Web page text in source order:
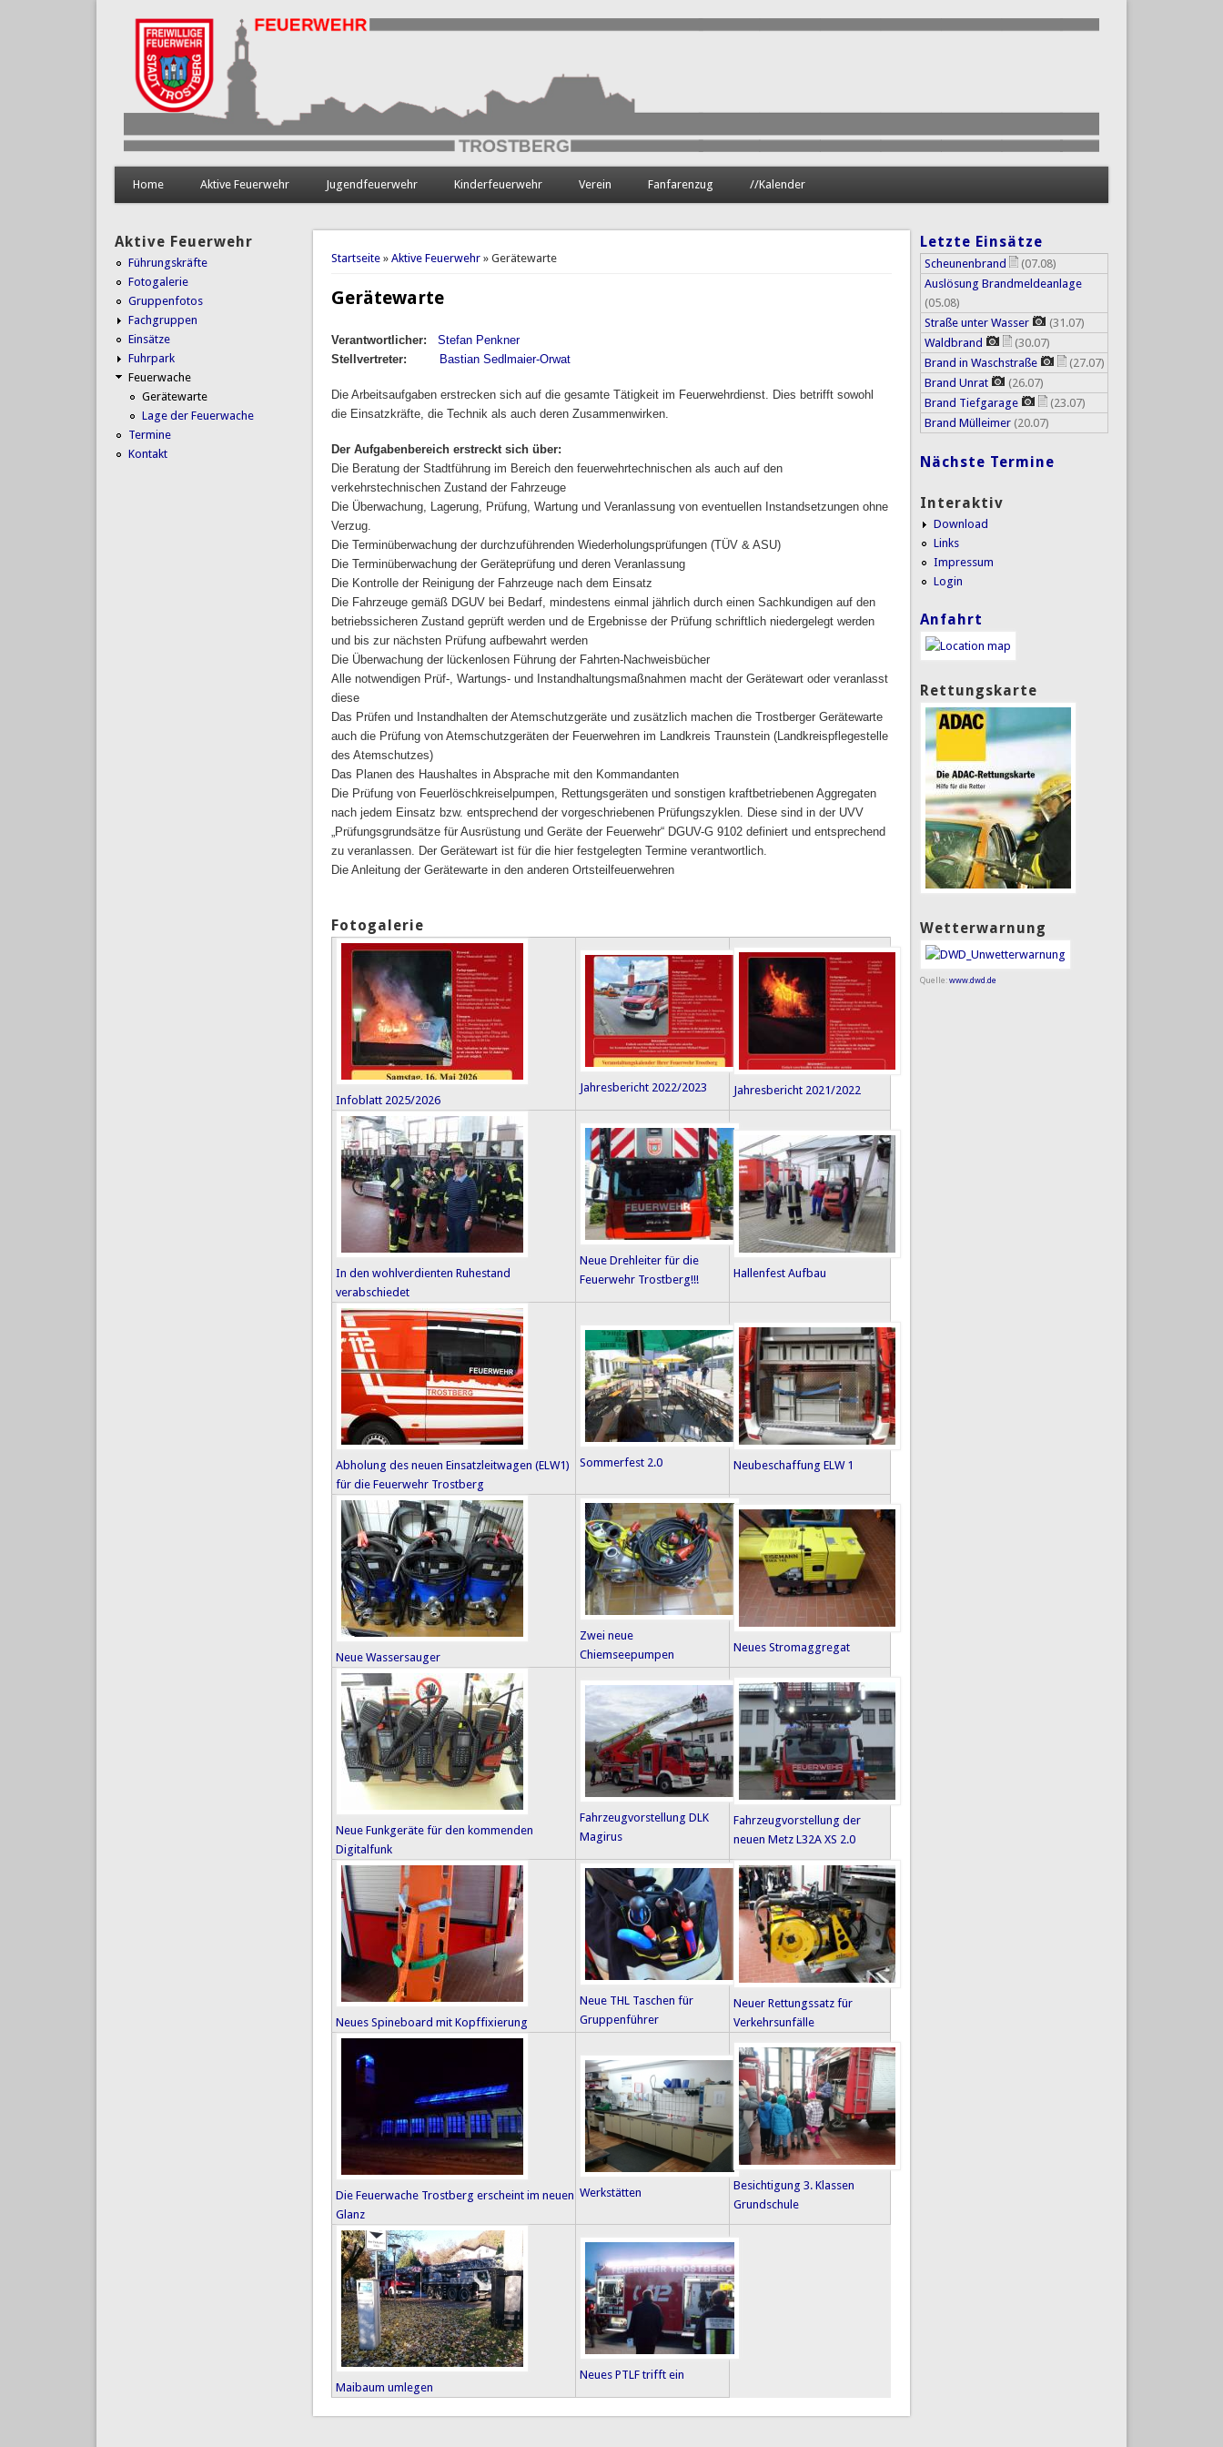
Home Aktive Feuerwehr Jugendfeuerwehr Kinderfeuerwehr Verein Fanfarenzug //Kalender
Sie sind hier
Startseite »Aktive Feuerwehr » Gerätewarte
Gerätewarte
Verantwortlicher:
Stefan Penkner
Stellvertreter:
Bastian Sedlmaier-Orwat
Die Arbeitsaufgaben erstrecken sich auf die gesamte Tätigkeit im Feuerwehrdienst. Dies betrifft sowohl
die Einsatzkräfte, die Technik als auch deren Zusammenwirken.
Der Aufgabenbereich erstreckt sich über:
Die Beratung der Stadtführung im Bereich den feuerwehrtechnischen als auch auf den
verkehrstechnischen Zustand der Fahrzeuge
Die Überwachung, Lagerung, Prüfung, Wartung und Veranlassung von eventuellen Instandsetzungen ohne
Verzug.
Die Terminüberwachung der durchzuführenden Wiederholungsprüfungen (TÜV & ASU)
Die Terminüberwachung der Geräteprüfung und deren Veranlassung
Die Kontrolle der Reinigung der Fahrzeuge nach dem Einsatz
Die Fahrzeuge gemäß DGUV bei Bedarf, mindestens einmal jährlich durch einen Sachkundigen auf den
betriebssicheren Zustand geprüft werden und de Ergebnisse der Prüfung schriftlich niedergelegt werden
und bis zur nächsten Prüfung aufbewahrt werden
Die Überwachung der lückenlosen Führung der Fahrten-Nachweisbücher
Alle notwendigen Prüf-, Wartungs- und Instandhaltungsmaßnahmen macht der Gerätewart oder veranlasst
diese
Das Prüfen und Instandhalten der Atemschutzgeräte und zusätzlich machen die Trostberger Gerätewarte
auch die Prüfung von Atemschutzgeräten der Feuerwehren im Landkreis Traunstein (Landkreispflegestelle
des Atemschutzes)
Das Planen des Haushaltes in Absprache mit den Kommandanten
Die Prüfung von Feuerlöschkreiselpumpen, Rettungsgeräten und sonstigen kraftbetriebenen Aggregaten
nach jedem Einsatz bzw. entsprechend der vorgeschriebenen Prüfungszyklen. Diese sind in der UVV
„Prüfungsgrundsätze für Ausrüstung und Geräte der Feuerwehr“ DGUV-G 9102 definiert und entsprechend
zu veranlassen. Der Gerätewart ist für die hier festgelegten Termine verantwortlich.
Die Anleitung der Gerätewarte in den anderen Ortsteilfeuerwehren
Fotogalerie
Infoblatt 2025/2026
Jahresbericht 2022/2023 Jahresbericht 2021/2022
In den wohlverdienten Ruhestand
verabschiedet
Neue Drehleiter für die
Feuerwehr Trostberg!!!
Hallenfest Aufbau
Abholung des neuen Einsatzleitwagen (ELW1)
für die Feuerwehr Trostberg
Sommerfest 2.0 Neubeschaffung ELW 1
Neue Wassersauger
Zwei neue
Chiemseepumpen
Neues Stromaggregat
Neue Funkgeräte für den kommenden
Digitalfunk
Fahrzeugvorstellung DLK
Magirus
Fahrzeugvorstellung der
neuen Metz L32A XS 2.0
Neues Spineboard mit Kopffixierung
Neue THL Taschen für
Gruppenführer
Neuer Rettungssatz für
Verkehrsunfälle
Die Feuerwache Trostberg erscheint im neuen
Glanz
Werkstätten
Besichtigung 3. Klassen
Grundschule
Maibaum umlegen
Neues PTLF trifft ein
Aktive Feuerwehr
Führungskräfte
Fotogalerie
Gruppenfotos
Fachgruppen
Einsätze
Fuhrpark
Feuerwache
Gerätewarte
Lage der Feuerwache
Termine
Kontakt
Letzte Einsätze
Scheunenbrand
(07.08)
Auslösung Brandmeldeanlage
(05.08)
Straße unter Wasser
(31.07)
Waldbrand
(30.07)
Brand in Waschstraße
(27.07)
Brand Unrat
(26.07)
Brand Tiefgarage
(23.07)
Brand Mülleimer (20.07)
Nächste Termine
Interaktiv
Download
Links
Impressum
Login
Anfahrt
Rettungskarte
Wetterwarnung
Quelle: www.dwd.de